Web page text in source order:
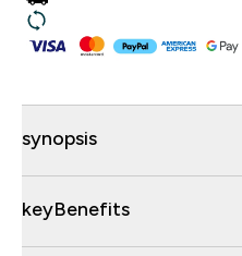
synopsis
keyBenefits